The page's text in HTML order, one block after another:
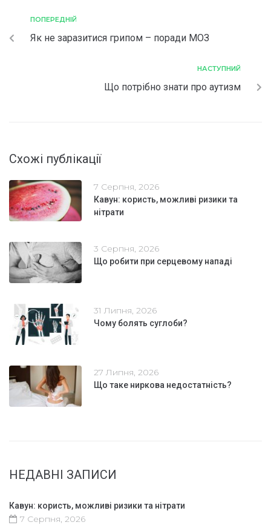
ПОПЕРЕДНІЙ
Як не заразитися грипом – поради МОЗ
НАСТУПНИЙ
Що потрібно знати про аутизм
Схожі публікації
7 Серпня, 2026
Кавун: користь, можливі ризики та
нітрати
3 Серпня, 2026
Що робити при серцевому нападі
31 Липня, 2026
Чому болять суглоби?
27 Липня, 2026
Що таке ниркова недостатність?
НЕДАВНІ ЗАПИСИ
Кавун: користь, можливі ризики та нітрати
7 Серпня, 2026